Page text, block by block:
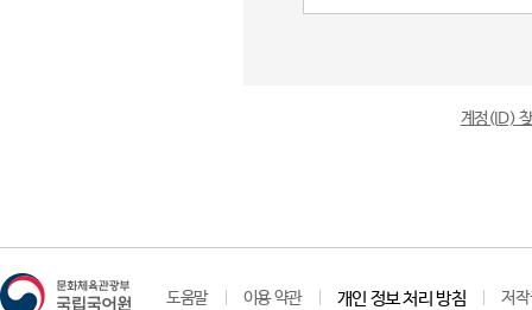
계정(ID)
도움말 이용 약관 개인 정보 처리 방침 저